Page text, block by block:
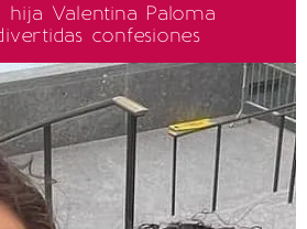
hija Valentina Paloma
confesiones